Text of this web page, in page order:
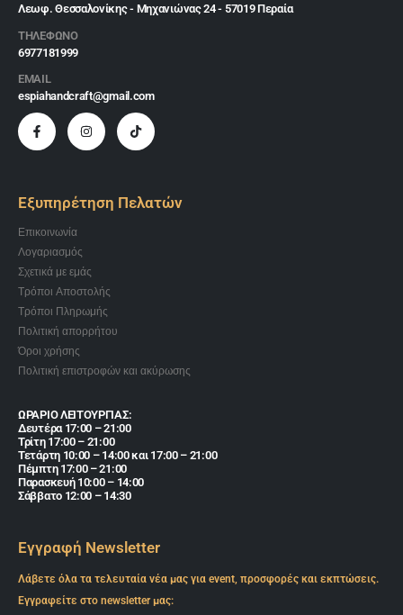
Λεωφ. Θεσσαλονίκης - Μηχανιώνας 24 - 57019 Περαία
ΤΗΛΕΦΩΝΟ
6977181999
EMAIL
espiahandcraft@gmail.com
Εξυπηρέτηση Πελατών
Επικοινωνία
Λογαριασμός
Σχετικά με εμάς
Τρόποι Αποστολής
Τρόποι Πληρωμής
Πολιτική απορρήτου
Όροι χρήσης
Πολιτική επιστροφών και ακύρωσης
ΩΡΑΡΙΟ ΛΕΙΤΟΥΡΓΙΑΣ:
Δευτέρα 17:00 – 21:00
Τρίτη 17:00 – 21:00
Τετάρτη 10:00 – 14:00 και 17:00 – 21:00
Πέμπτη 17:00 – 21:00
Παρασκευή 10:00 – 14:00
Σάββατο 12:00 – 14:30
Εγγραφή Newsletter
Λάβετε όλα τα τελευταία νέα μας για event, προσφορές και εκπτώσεις.
Εγγραφείτε στο newsletter μας: